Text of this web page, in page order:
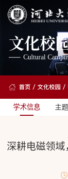
文化校
Cultural
首页 /文化校园 /
学术信息 主
深耕电磁领